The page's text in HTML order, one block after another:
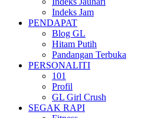
Indeks Jam
PENDAPAT
Blog GL
Hitam Putih
Pandangan Terbuka
PERSONALITI
101
Profil
GL Girl Crush
SEGAK RAPI